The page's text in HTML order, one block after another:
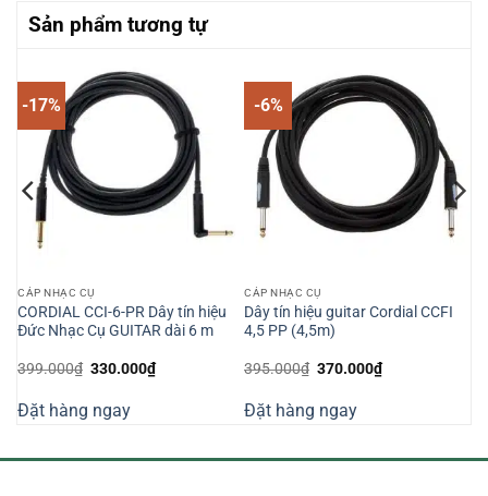
Sản phẩm tương tự
-17%
CÁP NHẠC CỤ
CORDIAL CCI-6-PR Dây tín hiệu
Đức Nhạc Cụ GUITAR dài 6 m
399.000₫ Giá
399.000₫.
330.000₫Giá
hiện
Đặt hàng ngay
-6%
CÁP NHẠC CỤ
Dây tín hiệu guitar Cordial CCFI
4,5 PP (4,5m)
395.000₫ Giá
395.000₫.
370.000₫Giá
hiện
Đặt hàng ngay